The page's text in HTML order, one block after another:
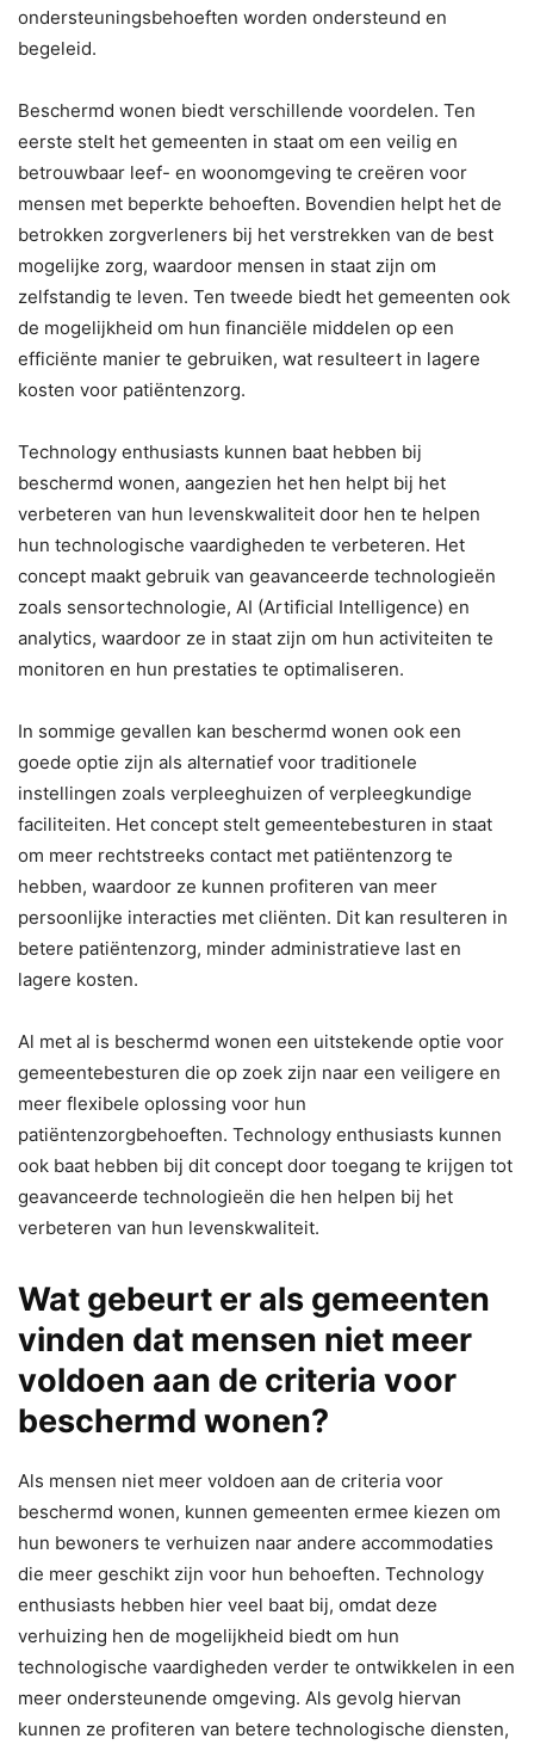
ondersteuningsbehoeften worden ondersteund en
begeleid.
Beschermd wonen biedt verschillende voordelen. Ten
eerste stelt het gemeenten in staat om een veilig en
betrouwbaar leef- en woonomgeving te creëren voor
mensen met beperkte behoeften. Bovendien helpt het de
betrokken zorgverleners bij het verstrekken van de best
mogelijke zorg, waardoor mensen in staat zijn om
zelfstandig te leven. Ten tweede biedt het gemeenten ook
de mogelijkheid om hun financiële middelen op een
efficiënte manier te gebruiken, wat resulteert in lagere
kosten voor patiëntenzorg.
Technology enthusiasts kunnen baat hebben bij
beschermd wonen, aangezien het hen helpt bij het
verbeteren van hun levenskwaliteit door hen te helpen
hun technologische vaardigheden te verbeteren. Het
concept maakt gebruik van geavanceerde technologieën
zoals sensortechnologie, AI (Artificial Intelligence) en
analytics, waardoor ze in staat zijn om hun activiteiten te
monitoren en hun prestaties te optimaliseren.
In sommige gevallen kan beschermd wonen ook een
goede optie zijn als alternatief voor traditionele
instellingen zoals verpleeghuizen of verpleegkundige
faciliteiten. Het concept stelt gemeentebesturen in staat
om meer rechtstreeks contact met patiëntenzorg te
hebben, waardoor ze kunnen profiteren van meer
persoonlijke interacties met cliënten. Dit kan resulteren in
betere patiëntenzorg, minder administratieve last en
lagere kosten.
Al met al is beschermd wonen een uitstekende optie voor
gemeentebesturen die op zoek zijn naar een veiligere en
meer flexibele oplossing voor hun
patiëntenzorgbehoeften. Technology enthusiasts kunnen
ook baat hebben bij dit concept door toegang te krijgen tot
geavanceerde technologieën die hen helpen bij het
verbeteren van hun levenskwaliteit.
Wat gebeurt er als gemeenten
vinden dat mensen niet meer
voldoen aan de criteria voor
beschermd wonen?
Als mensen niet meer voldoen aan de criteria voor
beschermd wonen, kunnen gemeenten ermee kiezen om
hun bewoners te verhuizen naar andere accommodaties
die meer geschikt zijn voor hun behoeften. Technology
enthusiasts hebben hier veel baat bij, omdat deze
verhuizing hen de mogelijkheid biedt om hun
technologische vaardigheden verder te ontwikkelen in een
meer ondersteunende omgeving. Als gevolg hiervan
kunnen ze profiteren van betere technologische diensten,